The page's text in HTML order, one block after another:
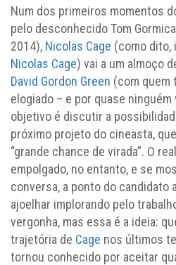
Num dos primeiros momentos
pelo desconhecido Tom
2014), Nicolas Cage (como dito,
Nicolas Cage) vai a um almoço
David Gordon Green (com quem
elogiado – e por quase ninguém
objetivo é discutir a
próximo projeto do cineasta,
“grande chance de virada”. O
empolgado, no entanto, e se
conversa, a ponto do candidato
ajoelhar implorando pelo
vergonha, mas essa é a ideia:
trajetória de Cage nos últimos
tornou conhecido por aceitar